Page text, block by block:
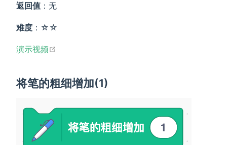
返回值 ：无
难度 ：☆☆
演示视频
将笔的粗细增加(1)